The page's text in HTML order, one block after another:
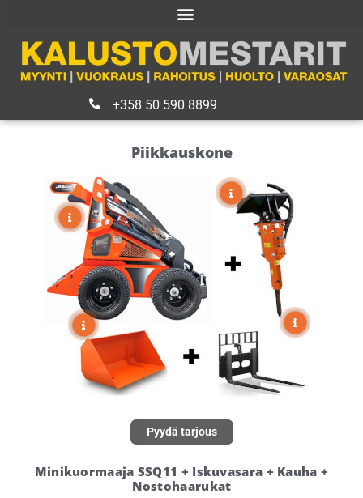
+358 50 590 8899
Piikkauskone
Pyydä tarjous
Minikuormaaja SSQ11 + Iskuvasara + Kauha +
Nostohaarukat